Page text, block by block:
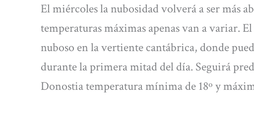
El miércoles la nubosidad volverá a ser más
temperaturas máximas apenas van a variar.
nuboso en la vertiente cantábrica, donde
durante la primera mitad del día. Seguirá
Donostia temperatura mínima de 18º y